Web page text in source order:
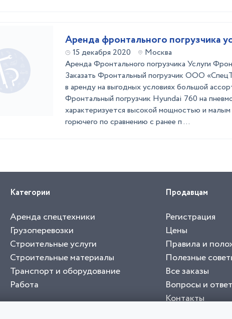
Аренда фронтального погрузчика
15 декабря 2020
Москва
Аренда Фронтального погрузчика Услуги
Заказать Фронтальный погрузчик ООО
в аренду на выгодных условиях большой
Фронтальный погрузчик Hyundai 760 на
характеризуется высокой мощностью и
горючего по сравнению с ранее п ...
Категории
Аренда спецтехники
Грузоперевозки
Строительные услуги
Строительные материалы
Транспорт и оборудование
Работа
Продавцам
Регистрация
Цены
Правила и
Полезные
Все заказы
Вопросы и
Контакты